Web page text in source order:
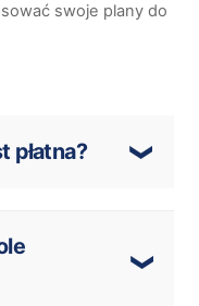
swoje plany do
płatna?
mogą